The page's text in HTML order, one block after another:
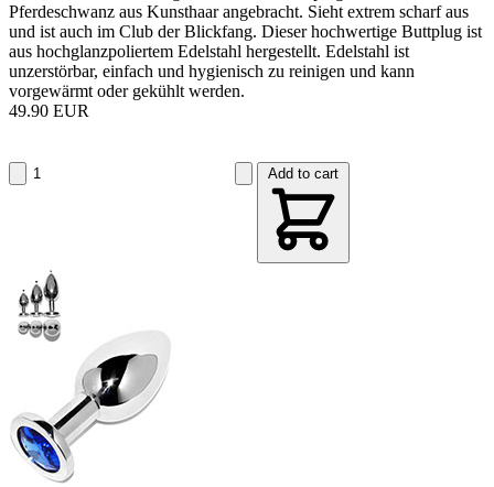
Pferdeschwanz aus Kunsthaar angebracht. Sieht extrem scharf aus
und ist auch im Club der Blickfang. Dieser hochwertige Buttplug ist
aus hochglanzpoliertem Edelstahl hergestellt. Edelstahl ist
unzerstörbar, einfach und hygienisch zu reinigen und kann
vorgewärmt oder gekühlt werden.
49.90 EUR
Add to cart